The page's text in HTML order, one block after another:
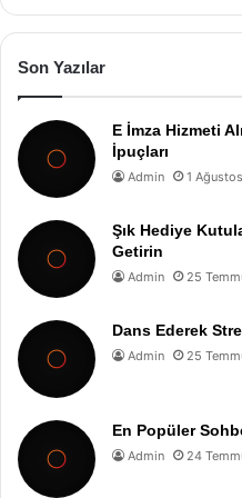
Son Yazılar
E İmza Hizmeti
İpuçları
Admin 1
Şık Hediye
Getirin
Admin 25
Dans Ederek
Admin 25
En Popüler
Admin 24